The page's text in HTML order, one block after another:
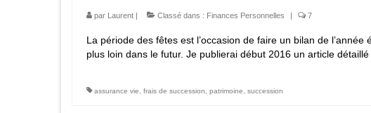
par Laurent Classé dans : Finances Personnelles 7
La période des fêtes est l’occasion de faire un bilan de
plus loin dans le futur. Je publierai début 2016 un article
assurance vie, frais de succession, patrimoine, succession